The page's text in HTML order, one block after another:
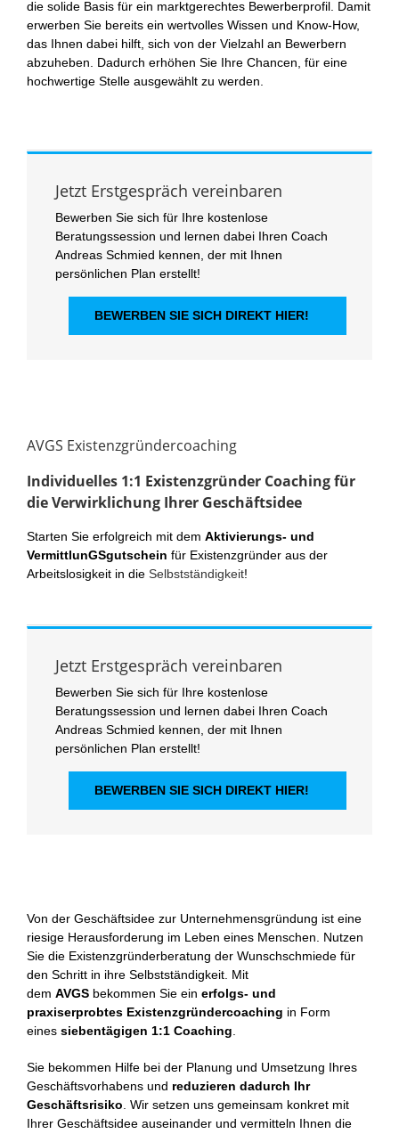
die solide Basis für ein marktgerechtes Bewerberprofil. Damit
erwerben Sie bereits ein wertvolles Wissen und Know-How,
das Ihnen dabei hilft, sich von der Vielzahl an Bewerbern
abzuheben. Dadurch erhöhen Sie Ihre Chancen, für eine
hochwertige Stelle ausgewählt zu werden.
Jetzt Erstgespräch vereinbaren
Bewerben Sie sich für Ihre kostenlose
Beratungssession und lernen dabei Ihren Coach
Andreas Schmied kennen, der mit Ihnen
persönlichen Plan erstellt!
BEWERBEN SIE SICH DIREKT HIER!
AVGS Existenzgründercoaching
Individuelles 1:1 Existenzgründer Coaching für
die Verwirklichung Ihrer Geschäftsidee
Starten Sie erfolgreich mit dem Aktivierungs- und
VermittlunGSgutschein für Existenzgründer aus der
Arbeitslosigkeit in die Selbstständigkeit!
Jetzt Erstgespräch vereinbaren
Bewerben Sie sich für Ihre kostenlose
Beratungssession und lernen dabei Ihren Coach
Andreas Schmied kennen, der mit Ihnen
persönlichen Plan erstellt!
BEWERBEN SIE SICH DIREKT HIER!
Von der Geschäftsidee zur Unternehmensgründung ist eine
riesige Herausforderung im Leben eines Menschen. Nutzen
Sie die Existenzgründerberatung der Wunschschmiede für
den Schritt in ihre Selbstständigkeit. Mit
dem AVGS bekommen Sie ein erfolgs- und
praxiserprobtes Existenzgründercoaching in Form
eines siebentägigen 1:1 Coaching
Sie bekommen Hilfe bei der Planung und Umsetzung Ihres
Geschäftsvorhabens und reduzieren dadurch Ihr
Geschäftsrisiko . Wir setzen uns gemeinsam konkret mit
Ihrer Geschäftsidee auseinander und vermitteln Ihnen die